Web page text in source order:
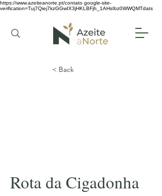
https://www.azeiteanorte.pt/contato google-site-
verification=Tuj7Qiej7kzGGwIX3jHKLBFjh_1AHsIbz0WWQMTdats
< Back
Rota da Cigadonha